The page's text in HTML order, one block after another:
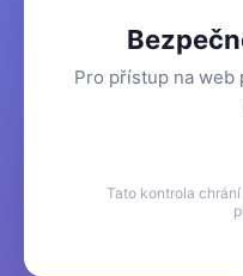
Pro přístup na
Tato kontrola